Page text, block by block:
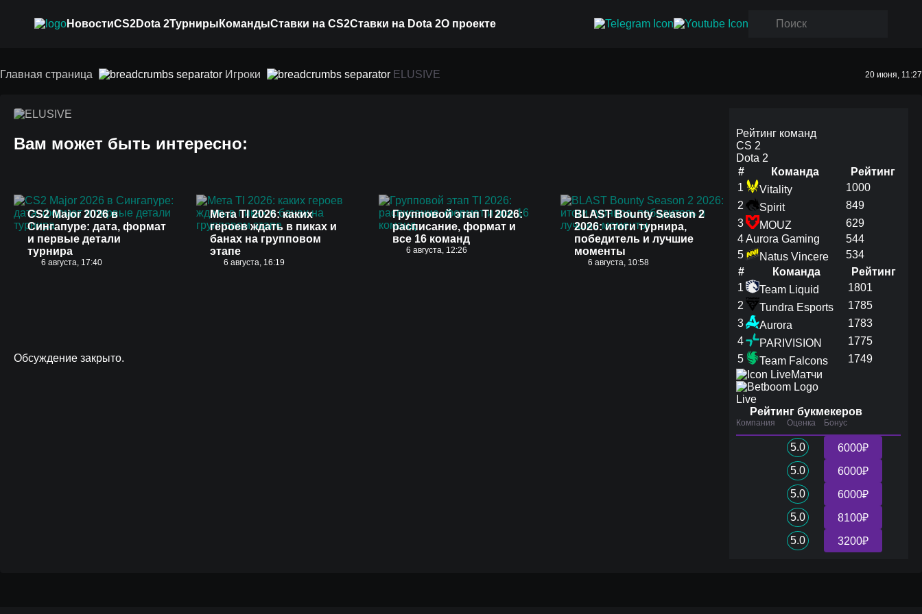
НовостиCS2Dota 2Турниры КомандыСтавки на CS2Ставки на Dota 2О проекте
Главная страница Игроки ELUSIVE 20 июня, 11:27
ELUSIVE
Вам может быть интересно:
CS2 Major 2026 в
Сингапуре: дата, формат
и первые детали
турнира
6 августа, 17:40
Мета TI 2026: каких
героев ждать в пиках и
банах на групповом
этапе
6 августа, 16:19
Групповой этап TI 2026:
расписание, формат и
все 16 команд
6 августа, 12:26
BLAST Bounty Season 2
2026: итоги турнира,
победитель и лучшие
моменты
6 августа, 10:58
Обсуждение закрыто.
Рейтинг команд
CS 2
Dota 2
#
Команда
Рейтинг
1
Vitality
1000
2
Spirit
849
3
MOUZ
629
4Aurora Gaming
544
5
Natus Vincere
534
#
Команда
Рейтинг
1
Team Liquid
1801
2
Tundra Esports
1785
3
Aurora
1783
4
PARIVISION
1775
5
Team Falcons
1749
Матчи
Live
Рейтинг букмекеров
Компания Оценка Бонус
5.0
6000₽
5.0
6000₽
5.0
6000₽
5.0
8100₽
5.0
3200₽